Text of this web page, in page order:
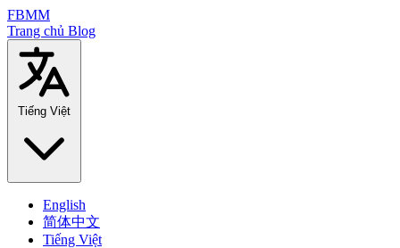
FBMM
Trang chủ Blog
Tiếng Việt
English
简体中文
Tiếng Việt